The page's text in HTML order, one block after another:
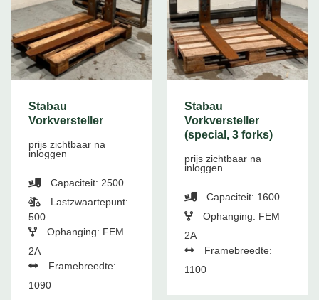
Stabau
Vorkversteller
prijs zichtbaar na
inloggen
Capaciteit: 2500
Lastzwaartepunt:
500
Ophanging: FEM
2A
Framebreedte:
1090
Stabau
Vorkversteller
(special, 3 forks)
prijs zichtbaar na
inloggen
Capaciteit: 1600
Ophanging: FEM
2A
Framebreedte:
1100